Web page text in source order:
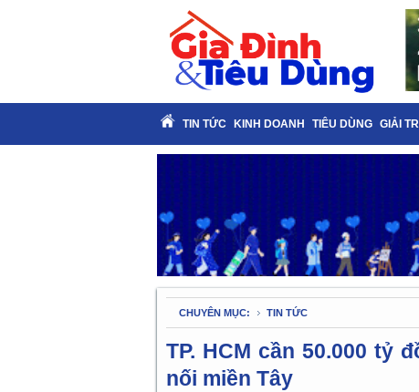
TIN TỨC KINH DOANH TIÊU DÙNG GIẢI TRÍ
CHUYÊN MỤC: TIN TỨC
TP. HCM cần 50.000 tỷ
nối miền Tây